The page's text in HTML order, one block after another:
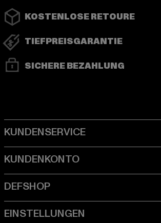
KOSTENLOSE RETOURE
TIEFPREISGARANTIE
SICHERE BEZAHLUNG